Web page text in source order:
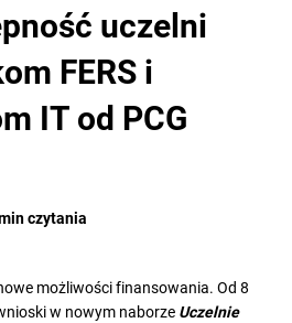
uczelni
FERS i
IT od PCG
czytania
możliwości finansowania. Od 8
w nowym naborze Uczelnie